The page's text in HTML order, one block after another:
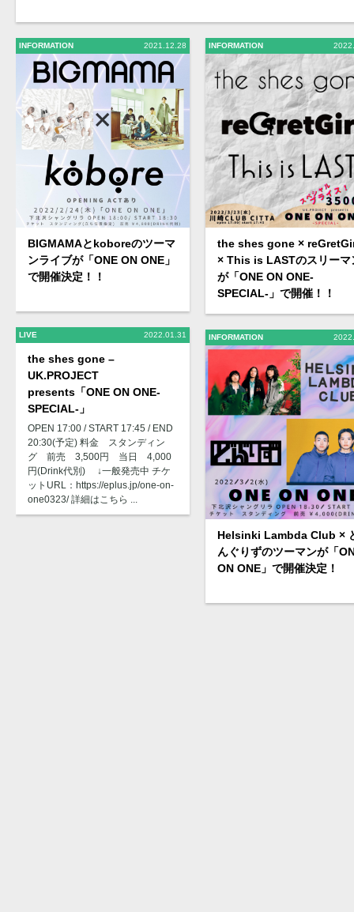
INFORMATION 2021.12.28
BIGMAMAとkoboreのツーマ
ンライブが「ONE ON ONE」
で開催決定！！
LIVE 2022.01.31
the shes gone –
UK.PROJECT
presents「ONE ON ONE-
SPECIAL-」
OPEN 17:00 / START 17:45 / END
20:30(予定) 料金 スタンディン
グ 前売 3,500円 当日 4,000
円(Drink代別) ↓一般発売中 チケ
ットURL：https://eplus.jp/one-on-
one0323/ 詳細はこちら ...
INFORMATION
the shes gone ×
× This is LASTのスリーマ
が「ONE ON ONE-
SPECIAL-」で開催！！
INFORMATION
Helsinki Lambda Club ×
んぐりずのツーマンが「
ON ONE」で開催決定！